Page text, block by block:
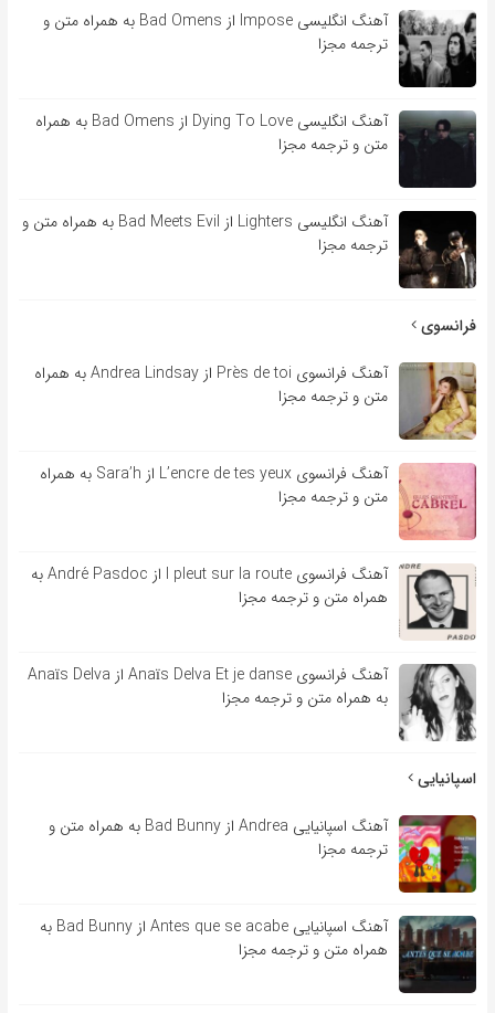
آهنگ انگلیسی Impose از Bad Omens به همراه متن و
ترجمه مجزا
آهنگ انگلیسی Dying To Love از Bad Omens به همراه
متن و ترجمه مجزا
آهنگ انگلیسی Lighters از Bad Meets Evil به همراه متن و
ترجمه مجزا
فرانسوی
آهنگ فرانسوی Près de toi از Andrea Lindsay به همراه
متن و ترجمه مجزا
آهنگ فرانسوی L’encre de tes yeux از Sara’h به همراه
متن و ترجمه مجزا
آهنگ فرانسوی l pleut sur la route از André Pasdoc به
همراه متن و ترجمه مجزا
آهنگ فرانسوی Anaïs Delva Et je danse از Anaïs Delva
به همراه متن و ترجمه مجزا
اسپانیایی
آهنگ اسپانیایی Andrea از Bad Bunny به همراه متن و
ترجمه مجزا
آهنگ اسپانیایی Antes que se acabe از Bad Bunny به
همراه متن و ترجمه مجزا